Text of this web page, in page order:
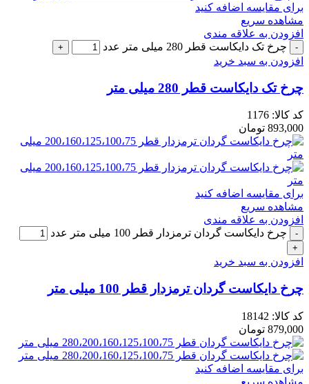
برای مقایسه اضافه کنید
مشاهده سریع
افزودن به علاقه مندی
چرخ تک دایکاست قطر 280 میلی متر عدد
افزودن به سبد خرید
چرخ تک دایکاست قطر 280 میلی متر
کد کالا: 1176
893,000 تومان
برای مقایسه اضافه کنید
مشاهده سریع
افزودن به علاقه مندی
چرخ دایکاست گردان ترمزدار قطر 100 میلی متر عدد
افزودن به سبد خرید
چرخ دایکاست گردان ترمزدار قطر 100 میلی متر
کد کالا: 18142
879,000 تومان
برای مقایسه اضافه کنید
مشاهده سریع